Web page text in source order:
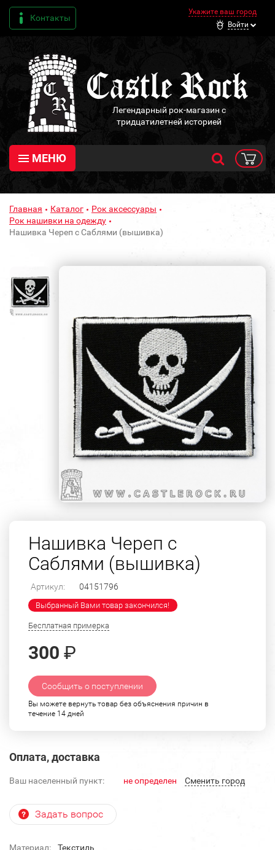
Контакты
Укажите ваш город
Войти
Легендарный рок-магазин с
тридцатилетней историей
МЕНЮ
Главная Каталог
Рок аксессуары
Рок нашивки на одежду
Нашивка Череп с Саблями (вышивка)
Нашивка Череп с
Саблями (вышивка)
Артикул: 04151796
Выбранный Вами товар закончился!
Бесплатная примерка
300 ₽
Сообщить о поступлении
Вы можете вернуть товар без объяснения причин в
течение 14 дней
Оплата, доставка
Ваш населенный пункт: не определен Cменить город
Задать вопрос
Материал:
Текстиль